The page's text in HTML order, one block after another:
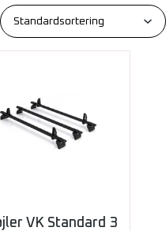
VK Standard 3